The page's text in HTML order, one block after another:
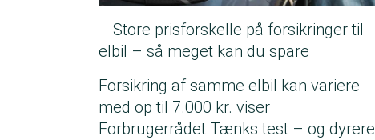
Store prisforskelle på forsikringer til
elbil – så meget kan du spare
Forsikring af samme elbil kan variere
med op til 7.000 kr. viser
Forbrugerrådet Tænks test – og dyrere